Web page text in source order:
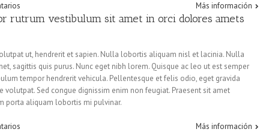
Más información
rutrum vestibulum sit amet in orci dolores amets
ut, hendrerit et sapien. Nulla lobortis aliquam nisl et lacinia. Nulla
sagittis quis purus. Nunc eget nibh lorem. Quisque ac leo ut est semper
tempor hendrerit vehicula. Pellentesque et felis odio, eget gravida
volutpat. Sed congue dignissim enim non feugiat. Praesent sit amet
porta aliquam lobortis mi pulvinar.
Más información